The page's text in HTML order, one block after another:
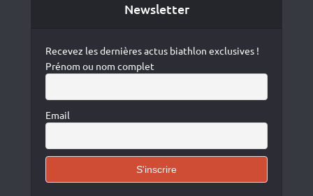
Newsletter
Recevez les dernières actus biathlon exclusives !
Prénom ou nom complet
Email